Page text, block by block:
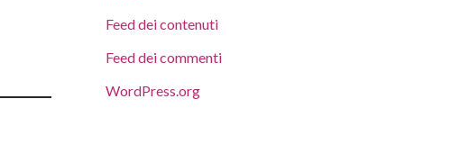
Feed dei contenuti
Feed dei commenti
WordPress.org